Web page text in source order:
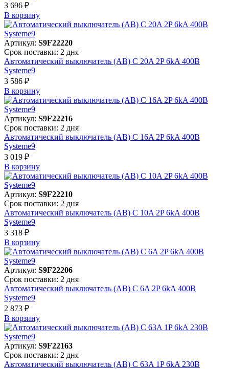
3 696 ₽
В корзинy
Артикул: S9F22220
Срок поставки: 2 дня
Автоматический выключатель (АВ) C 20A 2P 6kA 400В
Systeme9
3 586 ₽
В корзинy
Артикул: S9F22216
Срок поставки: 2 дня
Автоматический выключатель (АВ) C 16A 2P 6kA 400В
Systeme9
3 019 ₽
В корзинy
Артикул: S9F22210
Срок поставки: 2 дня
Автоматический выключатель (АВ) C 10A 2P 6kA 400В
Systeme9
3 318 ₽
В корзинy
Артикул: S9F22206
Срок поставки: 2 дня
Автоматический выключатель (АВ) C 6A 2P 6kA 400В
Systeme9
2 873 ₽
В корзинy
Артикул: S9F22163
Срок поставки: 2 дня
Автоматический выключатель (АВ) C 63A 1P 6kA 230В